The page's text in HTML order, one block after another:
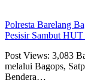
Polresta Barelang
Pesisir Sambut
Post Views: 3,083
melalui Bagops,
Bendera…